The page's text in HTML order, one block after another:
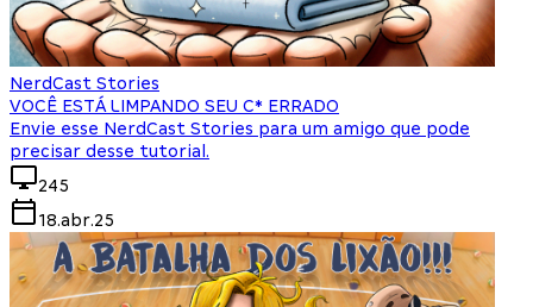
NerdCast Stories
VOCÊ ESTÁ LIMPANDO SEU C* ERRADO
Envie esse NerdCast Stories para um amigo que pode
precisar desse tutorial.
245
18.abr.25